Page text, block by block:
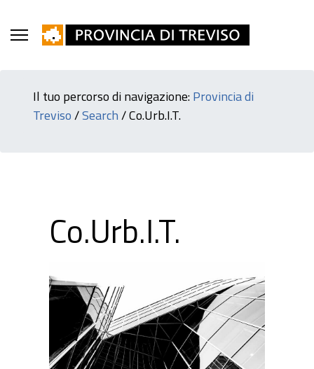
Il tuo percorso di navigazione:Provincia di
Treviso/Search/Co.Urb.I.T.
Co.Urb.I.T.